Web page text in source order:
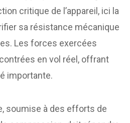
critique de l’appareil, ici la
sa résistance mécanique
Les forces exercées
en vol réel, offrant
importante.
soumise à des efforts de